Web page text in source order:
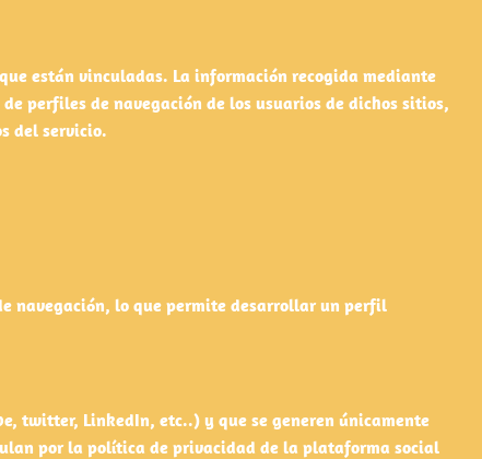
están vinculadas. La información recogida mediante
perfiles de navegación de los usuarios de dichos sitios,
del servicio.
navegación, lo que permite desarrollar un perfil
twitter, LinkedIn, etc..) y que se generen únicamente
por la política de privacidad de la plataforma social